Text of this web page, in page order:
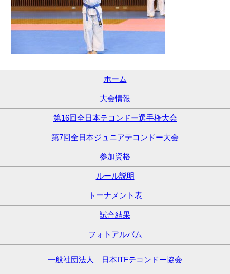
ホーム
大会情報
第16回全日本テコンドー選手権大会
第7回全日本ジュニアテコンドー大会
参加資格
ルール説明
トーナメント表
試合結果
フォトアルバム
一般社団法人 日本ITFテコンドー協会